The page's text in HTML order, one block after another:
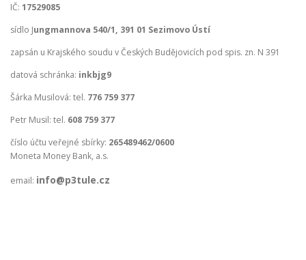
IČ: 17529085
sídlo Jungmannova 540/1, 391 01 Sezimovo Ústí
zapsán u Krajského soudu v Českých Budějovicích pod spis. zn. N 391
datová schránka: inkbjg9
Šárka Musilová: tel. 776 759 377
Petr Musil: tel. 608 759 377
číslo účtu veřejné sbírky: 265489462/0600
Moneta Money Bank, a.s.
email: info@p3tule.cz